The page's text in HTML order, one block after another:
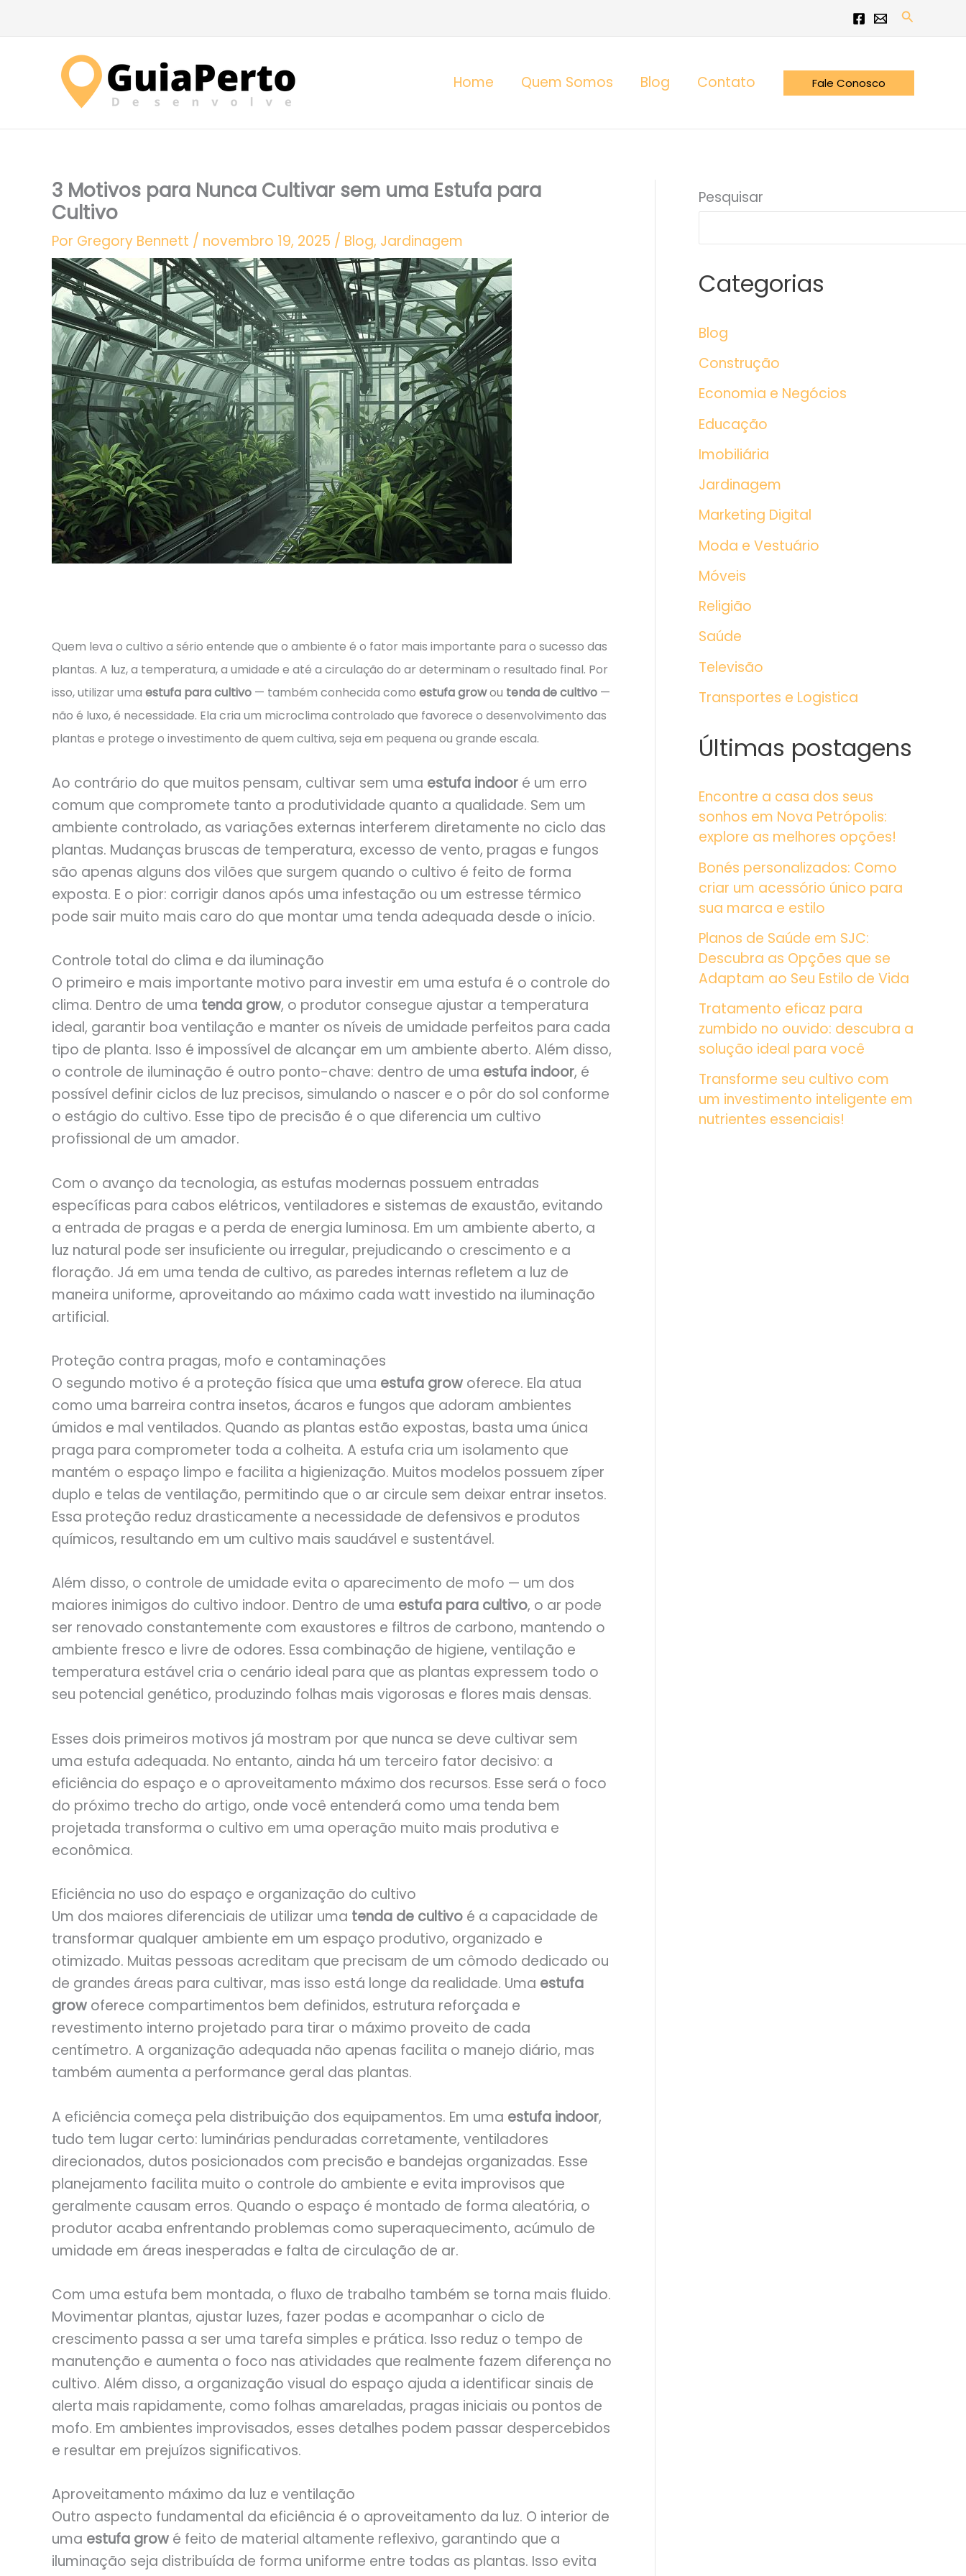
para
conteúdo
Pesquisar
Home Quem Somos Blog Contato Fale Conosco
3 Motivos para Nunca Cultivar sem uma Estufa para
Cultivo
Por Gregory Bennett / novembro 19, 2025 / Blog, Jardinagem
Quem leva o cultivo a sério entende que o ambiente é o fator mais importante para o sucesso das
plantas. A luz, a temperatura, a umidade e até a circulação do ar determinam o resultado final. Por
isso, utilizar uma estufa para cultivo — também conhecida como estufa growou tenda de cultivo —
não é luxo, é necessidade. Ela cria um microclima controlado que favorece o desenvolvimento das
plantas e protege o investimento de quem cultiva, seja em pequena ou grande escala.
Ao contrário do que muitos pensam, cultivar sem uma estufa indoor é um erro
comum que compromete tanto a produtividade quanto a qualidade. Sem um
ambiente controlado, as variações externas interferem diretamente no ciclo das
plantas. Mudanças bruscas de temperatura, excesso de vento, pragas e fungos
são apenas alguns dos vilões que surgem quando o cultivo é feito de forma
exposta. E o pior: corrigir danos após uma infestação ou um estresse térmico
pode sair muito mais caro do que montar uma tenda adequada desde o início.
Controle total do clima e da iluminação
O primeiro e mais importante motivo para investir em uma estufa é o controle do
clima. Dentro de uma tenda grow, o produtor consegue ajustar a temperatura
ideal, garantir boa ventilação e manter os níveis de umidade perfeitos para cada
tipo de planta. Isso é impossível de alcançar em um ambiente aberto. Além disso,
o controle de iluminação é outro ponto-chave: dentro de uma estufa indoor, é
possível definir ciclos de luz precisos, simulando o nascer e o pôr do sol conforme
o estágio do cultivo. Esse tipo de precisão é o que diferencia um cultivo
profissional de um amador.
Com o avanço da tecnologia, as estufas modernas possuem entradas
específicas para cabos elétricos, ventiladores e sistemas de exaustão, evitando
a entrada de pragas e a perda de energia luminosa. Em um ambiente aberto, a
luz natural pode ser insuficiente ou irregular, prejudicando o crescimento e a
floração. Já em uma tenda de cultivo, as paredes internas refletem a luz de
maneira uniforme, aproveitando ao máximo cada watt investido na iluminação
artificial.
Proteção contra pragas, mofo e contaminações
O segundo motivo é a proteção física que uma estufa grow oferece. Ela atua
como uma barreira contra insetos, ácaros e fungos que adoram ambientes
úmidos e mal ventilados. Quando as plantas estão expostas, basta uma única
praga para comprometer toda a colheita. A estufa cria um isolamento que
mantém o espaço limpo e facilita a higienização. Muitos modelos possuem zíper
duplo e telas de ventilação, permitindo que o ar circule sem deixar entrar insetos.
Essa proteção reduz drasticamente a necessidade de defensivos e produtos
químicos, resultando em um cultivo mais saudável e sustentável.
Além disso, o controle de umidade evita o aparecimento de mofo — um dos
maiores inimigos do cultivo indoor. Dentro de uma estufa para cultivo, o ar pode
ser renovado constantemente com exaustores e filtros de carbono, mantendo o
ambiente fresco e livre de odores. Essa combinação de higiene, ventilação e
temperatura estável cria o cenário ideal para que as plantas expressem todo o
seu potencial genético, produzindo folhas mais vigorosas e flores mais densas.
Esses dois primeiros motivos já mostram por que nunca se deve cultivar sem
uma estufa adequada. No entanto, ainda há um terceiro fator decisivo: a
eficiência do espaço e o aproveitamento máximo dos recursos. Esse será o foco
do próximo trecho do artigo, onde você entenderá como uma tenda bem
projetada transforma o cultivo em uma operação muito mais produtiva e
econômica.
Eficiência no uso do espaço e organização do cultivo
Um dos maiores diferenciais de utilizar uma tenda de cultivo é a capacidade de
transformar qualquer ambiente em um espaço produtivo, organizado e
otimizado. Muitas pessoas acreditam que precisam de um cômodo dedicado ou
de grandes áreas para cultivar, mas isso está longe da realidade. Uma estufa
grow oferece compartimentos bem definidos, estrutura reforçada e
revestimento interno projetado para tirar o máximo proveito de cada
centímetro. A organização adequada não apenas facilita o manejo diário, mas
também aumenta a performance geral das plantas.
A eficiência começa pela distribuição dos equipamentos. Em uma estufa indoor,
tudo tem lugar certo: luminárias penduradas corretamente, ventiladores
direcionados, dutos posicionados com precisão e bandejas organizadas. Esse
planejamento facilita muito o controle do ambiente e evita improvisos que
geralmente causam erros. Quando o espaço é montado de forma aleatória, o
produtor acaba enfrentando problemas como superaquecimento, acúmulo de
umidade em áreas inesperadas e falta de circulação de ar.
Com uma estufa bem montada, o fluxo de trabalho também se torna mais fluido.
Movimentar plantas, ajustar luzes, fazer podas e acompanhar o ciclo de
crescimento passa a ser uma tarefa simples e prática. Isso reduz o tempo de
manutenção e aumenta o foco nas atividades que realmente fazem diferença no
cultivo. Além disso, a organização visual do espaço ajuda a identificar sinais de
alerta mais rapidamente, como folhas amareladas, pragas iniciais ou pontos de
mofo. Em ambientes improvisados, esses detalhes podem passar despercebidos
e resultar em prejuízos significativos.
Aproveitamento máximo da luz e ventilação
Outro aspecto fundamental da eficiência é o aproveitamento da luz. O interior de
uma estufa grow é feito de material altamente reflexivo, garantindo que a
iluminação seja distribuída de forma uniforme entre todas as plantas. Isso evita
Pesquisar
Categorias
Blog
Construção
Economia e Negócios
Educação
Imobiliária
Jardinagem
Marketing Digital
Moda e Vestuário
Móveis
Religião
Saúde
Televisão
Transportes e Logistica
Últimas postagens
Encontre a casa dos seus
sonhos em Nova Petrópolis:
explore as melhores opções!
Bonés personalizados: Como
criar um acessório único para
sua marca e estilo
Planos de Saúde em SJC:
Descubra as Opções que se
Adaptam ao Seu Estilo de Vida
Tratamento eficaz para
zumbido no ouvido: descubra a
solução ideal para você
Transforme seu cultivo com
um investimento inteligente em
nutrientes essenciais!